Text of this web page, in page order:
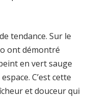
tendance. Sur le
ont démontré
en vert sauge
C’est cette
et douceur qui